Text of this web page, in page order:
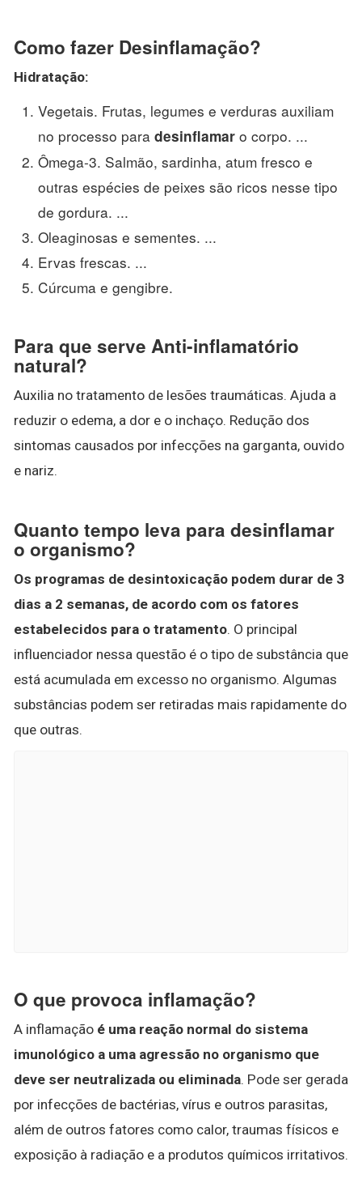
Como fazer Desinflamação?
Hidratação:
Vegetais. Frutas, legumes e verduras auxiliam
no processo para desinflamar o corpo. ...
Ômega-3. Salmão, sardinha, atum fresco e
outras espécies de peixes são ricos nesse tipo
de gordura. ...
Oleaginosas e sementes. ...
Ervas frescas. ...
Cúrcuma e gengibre.
Para que serve Anti-inflamatório
natural?
Auxilia no tratamento de lesões traumáticas. Ajuda a
reduzir o edema, a dor e o inchaço. Redução dos
sintomas causados por infecções na garganta, ouvido
e nariz.
Quanto tempo leva para desinflamar
o organismo?
Os programas de desintoxicação podem durar de 3
dias a 2 semanas, de acordo com os fatores
estabelecidos para o tratamento. O principal
influenciador nessa questão é o tipo de substância que
está acumulada em excesso no organismo. Algumas
substâncias podem ser retiradas mais rapidamente do
que outras.
O que provoca inflamação?
A inflamação é uma reação normal do sistema
imunológico a uma agressão no organismo que
deve ser neutralizada ou eliminada. Pode ser gerada
por infecções de bactérias, vírus e outros parasitas,
além de outros fatores como calor, traumas físicos e
exposição à radiação e a produtos químicos irritativos.